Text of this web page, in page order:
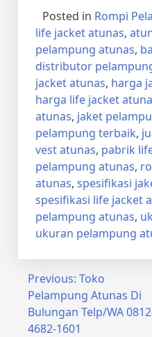
Posted in Rompi
life jacket atunas,
pelampung atunas,
distributor
jacket atunas, harga
harga life jacket
atunas, jaket
pelampung terbaik,
vest atunas, pabrik
pelampung atunas,
atunas, spesifikasi
spesifikasi life jacket
pelampung atunas,
ukuran pelampung
Post
navigation
Previous: Toko
Pelampung Atunas Di
Bulungan Telp/WA
4682-1601